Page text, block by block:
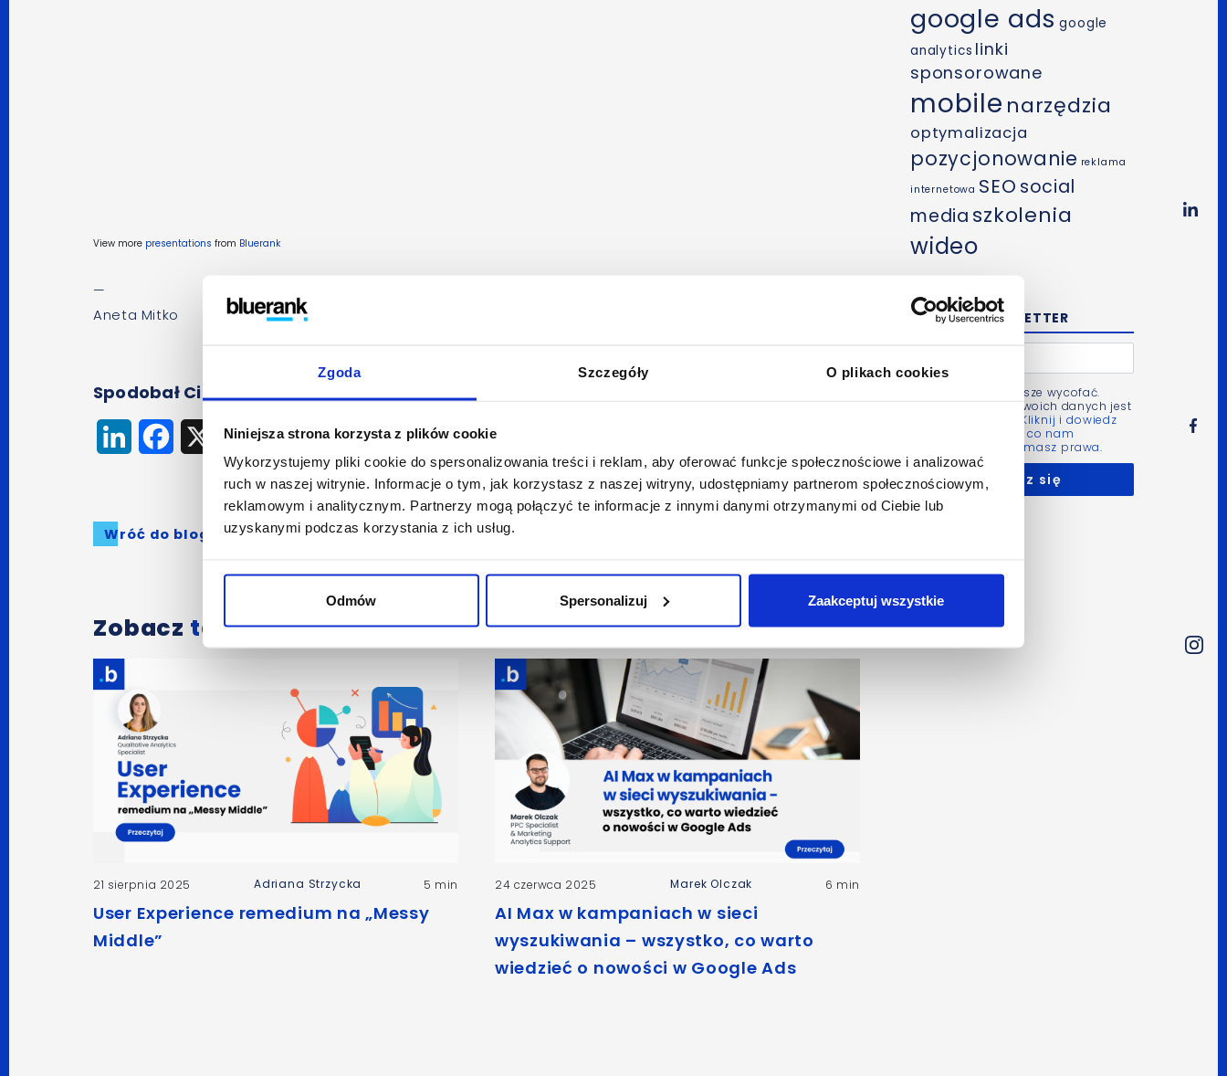
Zgoda Szczegóły O plikach cookies
Niniejsza strona korzysta z plików cookie
Wykorzystujemy pliki cookie do spersonalizowania treści i reklam, aby oferować funkcje społecznościowe i analizować
ruch w naszej witrynie. Informacje o tym, jak korzystasz z naszej witryny, udostępniamy partnerom społecznościowym,
reklamowym i analitycznym. Partnerzy mogą połączyć te informacje z innymi danymi otrzymanymi od Ciebie lub
uzyskanymi podczas korzystania z ich usług.
Odmów Spersonalizuj Zaakceptuj wszystkie
View more presentations from Bluerank
—
Aneta Mitko
Spodobał Ci się artykuł? Udostępnij go:
LinkedInFacebook
Wróć do bloga
Zobacz także:
21 sierpnia 2025 Adriana Strzycka 5 min
User Experience remedium na „Messy
Middle”
24 czerwca 2025 Marek Olczak 6 min
AI Max w kampaniach w sieci
wyszukiwania – wszystko, co warto
wiedzieć o nowości w Google Ads
google ads google
analytics linki
sponsorowane
mobile narzędzia
optymalizacja
pozycjonowanie reklama
internetowa SEO social
media szkolenia
wideo
NEWSLETTER
Zgodę możesz zawsze wycofać.
Administratorem Twoich danych jest
Kliknij i dowiedz
się więcej m.in. po co nam
Twoje dane i jakie masz prawa.